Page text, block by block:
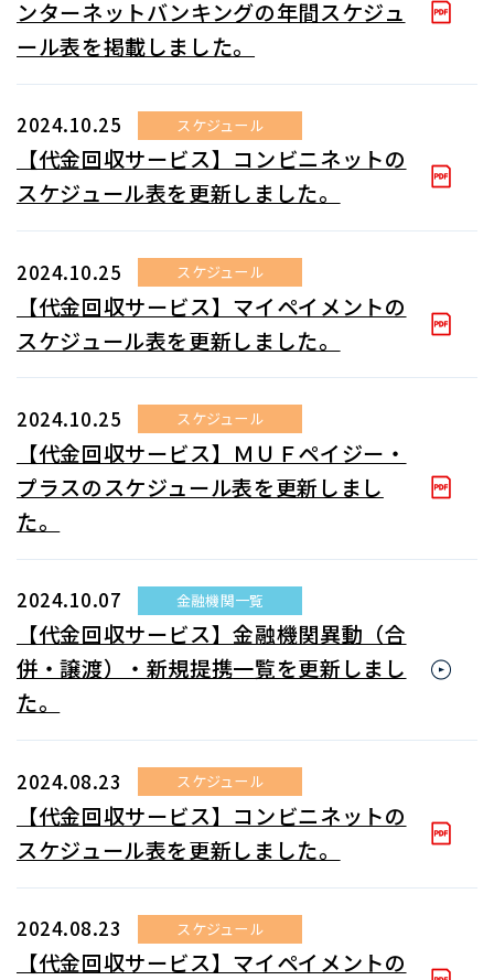
ンターネットバンキングの年間スケジュ
ール表を掲載しました。
2024.10.25 スケジュール
【代金回収サービス】コンビニネットの
スケジュール表を更新しました。
2024.10.25 スケジュール
【代金回収サービス】マイペイメントの
スケジュール表を更新しました。
2024.10.25 スケジュール
【代金回収サービス】ＭＵＦペイジー・
プラスのスケジュール表を更新しまし
た。
2024.10.07 金融機関一覧
【代金回収サービス】金融機関異動（合
併・譲渡）・新規提携一覧を更新しまし
た。
2024.08.23 スケジュール
【代金回収サービス】コンビニネットの
スケジュール表を更新しました。
2024.08.23 スケジュール
【代金回収サービス】マイペイメントの